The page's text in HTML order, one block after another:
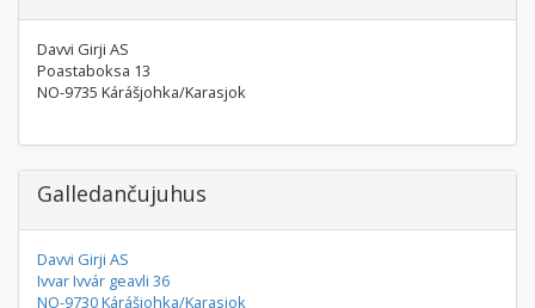
Davvi Girji AS
Poastaboksa 13
NO-9735 Kárášjohka/Karasjok
Galledančujuhus
Davvi Girji AS
Ivvar Ivvár geavli 36
NO-9730 Kárášjohka/Karasjok